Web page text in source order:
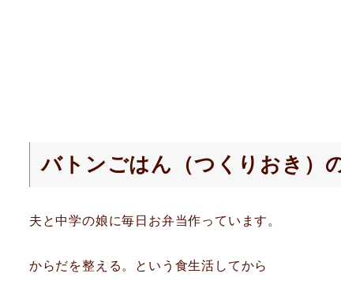
バトンごはん（つくりおき）
夫と中学の娘に毎日お弁当作っています。
からだを整える。という食生活してから